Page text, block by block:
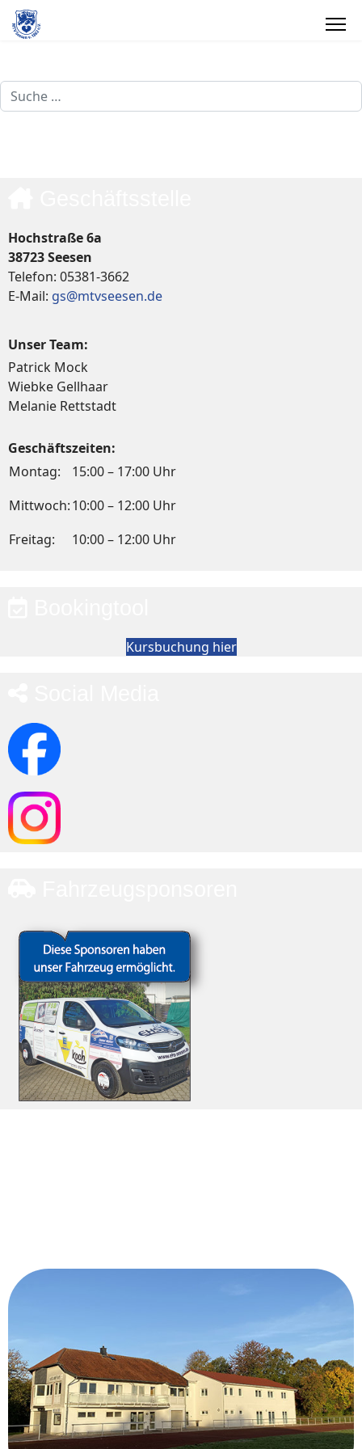
Suchen
Hochstraße 6a
38723 Seesen
Telefon: 05381-3662
E-Mail: gs@mtvseesen.de
Unser Team:
Patrick Mock
Wiebke Gellhaar
Melanie Rettstadt
Geschäftszeiten:
Montag:
15:00 – 17:00 Uhr
Mittwoch:10:00 – 12:00 Uhr
Freitag:
10:00 – 12:00 Uhr
Kursbuchung hier